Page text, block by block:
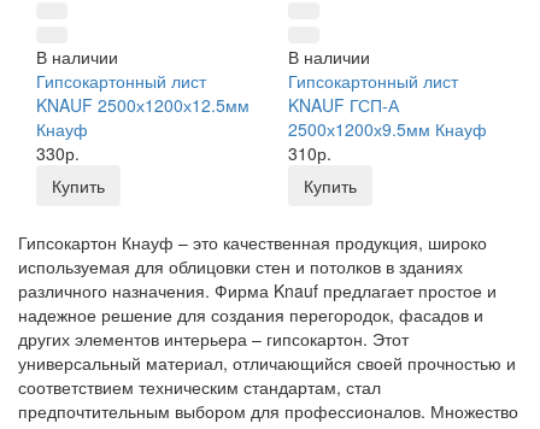
В наличии
Гипсокартонный лист
KNAUF 2500х1200х12.5мм
Кнауф
330р.
Купить
В наличии
Гипсокартонный лист
KNAUF ГСП-А
2500х1200х9.5мм Кнауф
310р.
Купить
Гипсокартон Кнауф – это качественная продукция, широко
используемая для облицовки стен и потолков в зданиях
различного назначения. Фирма Knauf предлагает простое и
надежное решение для создания перегородок, фасадов и
других элементов интерьера – гипсокартон. Этот
универсальный материал, отличающийся своей прочностью и
соответствием техническим стандартам, стал
предпочтительным выбором для профессионалов. Множество